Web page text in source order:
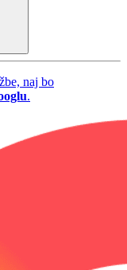
naj bo
.